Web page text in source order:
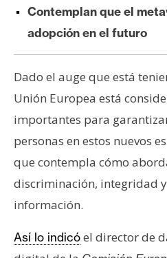
u
m
I
A
A
n
l
i
i
Contemplan que el
adopción en el futuro
Dado el auge que está
Unión Europea está
importantes para
personas en estos nuevos
que contempla cómo
discriminación, integridad
información.
Así lo indicóel director de